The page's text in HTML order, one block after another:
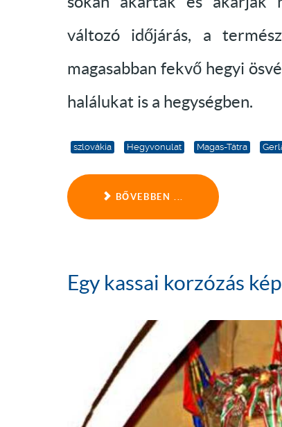
változó időjárás, a
magasabban fekvő hegyi
halálukat is a hegységben.
szlovákia Hegyvonulat Magas-Tátra
BŐVEBBEN ...
Egy kassai korzózás